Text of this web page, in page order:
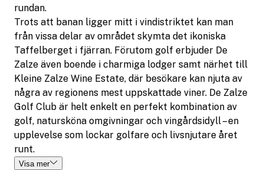
rundan.
Trots att banan ligger mitt i vindistriktet kan man
från vissa delar av området skymta det ikoniska
Taffelberget i fjärran. Förutom golf erbjuder De
Zalze även boende i charmiga lodger samt närhet till
Kleine Zalze Wine Estate, där besökare kan njuta av
några av regionens mest uppskattade viner. De Zalze
Golf Club är helt enkelt en perfekt kombination av
golf, natursköna omgivningar och vingårdsidyll – en
upplevelse som lockar golfare och livsnjutare året
runt.
Visa mer